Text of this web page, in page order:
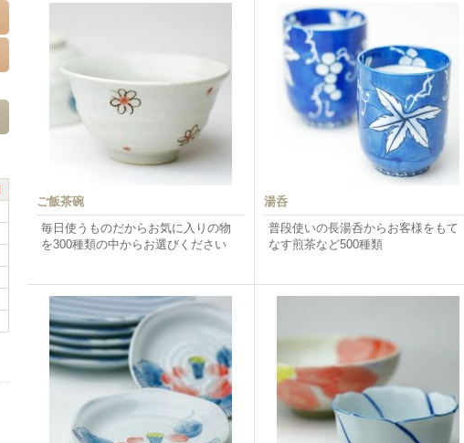
ご飯茶碗
毎日使うものだからお気に入りの物
を300種類の中からお選びください
湯呑
普段使いの長湯呑からお客様をもて
なす煎茶など500種類